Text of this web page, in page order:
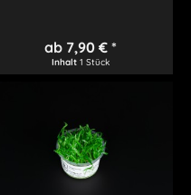
ab 7,90 € *
Inhalt1 Stück